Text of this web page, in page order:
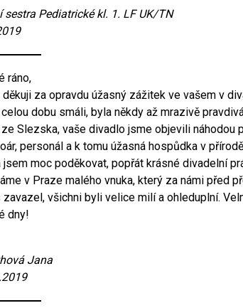
sestra Pediatrické kl. 1. LF UK/TN
ráno,
za opravdu úžasný zážitek ve vašem v
dobu smáli, byla někdy až mrazivě
Slezska, vaše divadlo jsme objevili náhodou
personál a k tomu úžasná hospůdka v
jsem moc poděkovat, popřát krásné divadelní
v Praze malého vnuka, který za námi před
zavazel, všichni byli velice milí a ohleduplní.
dny!
Jana